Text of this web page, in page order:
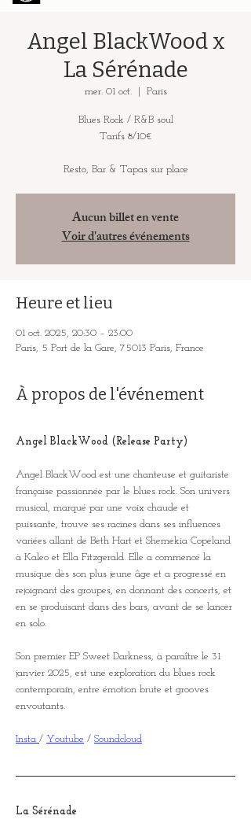
Angel BlackWood x
La Sérénade
mer. 01 oct.
  |
Paris
Blues Rock / R&B soul
Tarifs 8/10€
Resto, Bar & Tapas sur place
Aucun billet en vente
Voir d'autres événements
Heure et lieu
01 oct. 2025, 20:30 – 23:00
Paris, 5 Port de la Gare, 75013 Paris, France
À propos de l'événement
Angel BlackWood (Release Party)
Angel BlackWood est une chanteuse et guitariste
française passionnée par le blues rock. Son univers
musical, marqué par une voix chaude et
puissante, trouve ses racines dans ses influences
variées allant de Beth Hart et Shemekia Copeland
à Kaleo et Ella Fitzgerald. Elle a commencé la
musique dès son plus jeune âge et a progressé en
rejoignant des groupes, en donnant des concerts, et
en se produisant dans des bars, avant de se lancer
en solo.
Son premier EP Sweet Darkness, à paraître le 31
janvier 2025, est une exploration du blues rock
contemporain, entre émotion brute et grooves
envoutants.
Insta / Youtube / Soundcloud
La Sérénade